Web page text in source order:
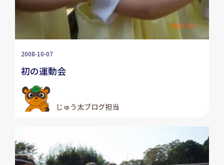
2008-10-07
初の運動会
じゅう太ブログ担当